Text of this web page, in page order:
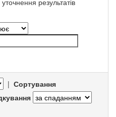
результатів
| Сортування